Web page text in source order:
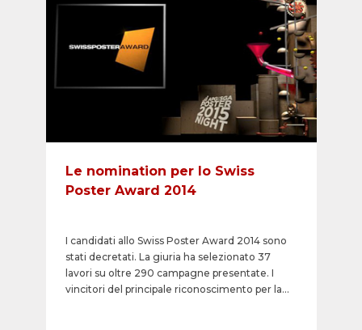
Le nomination per lo Swiss
Poster Award 2014
I candidati allo Swiss Poster Award 2014 sono
stati decretati. La giuria ha selezionato 37
lavori su oltre 290 campagne presentate. I
vincitori del principale riconoscimento per la